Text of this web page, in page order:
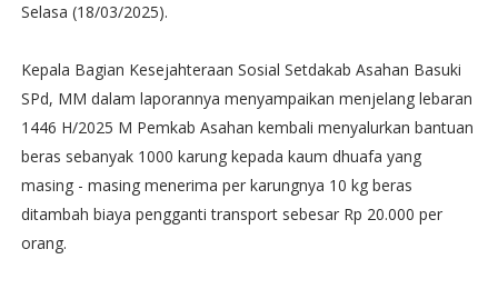
Selasa (18/03/2025).
Kepala Bagian Kesejahteraan Sosial Setdakab Asahan Basuki
SPd, MM dalam laporannya menyampaikan menjelang lebaran
1446 H/2025 M Pemkab Asahan kembali menyalurkan bantuan
beras sebanyak 1000 karung kepada kaum dhuafa yang
masing - masing menerima per karungnya 10 kg beras
ditambah biaya pengganti transport sebesar Rp 20.000 per
orang.